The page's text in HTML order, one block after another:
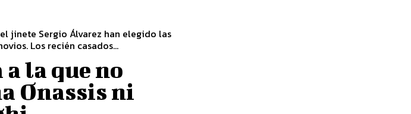
jinete Sergio Álvarez han elegido las
Los recién casados...
a la que no
Onassis ni